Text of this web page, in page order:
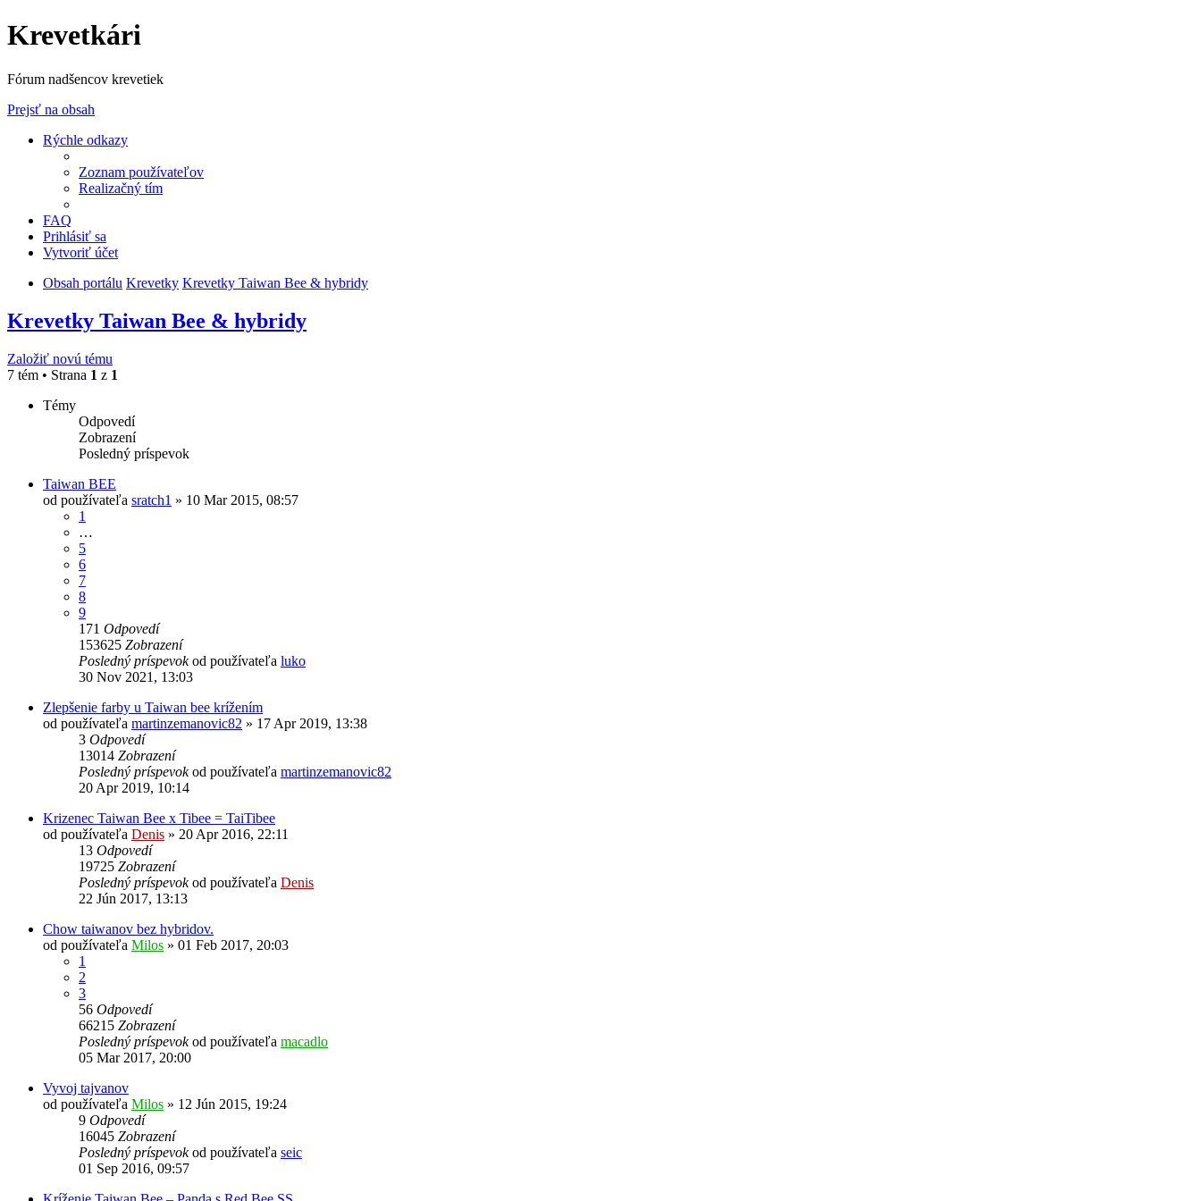
Krevetkári
Fórum nadšencov krevetiek
Prejsť na obsah
Rýchle odkazy
Zoznam používateľov
Realizačný tím
FAQ
Prihlásiť sa
Vytvoriť účet
Obsah portálu Krevetky Krevetky Taiwan Bee & hybridy
Krevetky Taiwan Bee & hybridy
Založiť novú tému
7 tém • Strana 1 z 1
Témy
Odpovedí
Zobrazení
Posledný príspevok
Taiwan BEE
od používateľa sratch1 » 10 Mar 2015, 08:57
1
…
5
6
7
8
9
171 Odpovedí
153625 Zobrazení
Posledný príspevokod používateľa luko
30 Nov 2021, 13:03
Zlepšenie farby u Taiwan bee krížením
od používateľa martinzemanovic82 » 17 Apr 2019, 13:38
3 Odpovedí
13014 Zobrazení
Posledný príspevokod používateľa martinzemanovic82
20 Apr 2019, 10:14
Krizenec Taiwan Bee x Tibee = TaiTibee
od používateľa Denis » 20 Apr 2016, 22:11
13 Odpovedí
19725 Zobrazení
Posledný príspevokod používateľa Denis
22 Jún 2017, 13:13
Chow taiwanov bez hybridov.
od používateľa Milos » 01 Feb 2017, 20:03
1
2
3
56 Odpovedí
66215 Zobrazení
Posledný príspevokod používateľa macadlo
05 Mar 2017, 20:00
Vyvoj tajvanov
od používateľa Milos » 12 Jún 2015, 19:24
9 Odpovedí
16045 Zobrazení
Posledný príspevokod používateľa seic
01 Sep 2016, 09:57